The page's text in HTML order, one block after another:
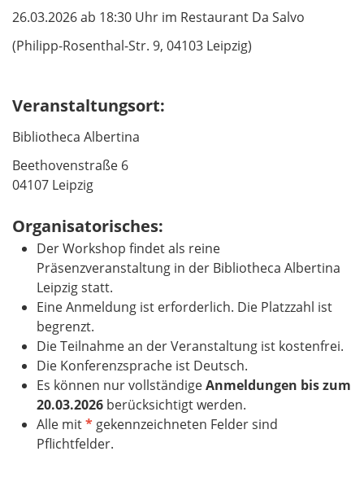
26.03.2026 ab 18:30 Uhr im Restaurant Da Salvo
(Philipp-Rosenthal-Str. 9, 04103 Leipzig)
Veranstaltungsort:
Bibliotheca Albertina
Beethovenstraße 6
04107 Leipzig
Organisatorisches:
Der Workshop findet als reine
Präsenzveranstaltung in der Bibliotheca Albertina
Leipzig statt.
Eine Anmeldung ist erforderlich. Die Platzzahl ist
begrenzt.
Die Teilnahme an der Veranstaltung ist kostenfrei.
Die Konferenzsprache ist Deutsch.
Es können nur vollständigeAnmeldungen bis zum
20.03.2026 berücksichtigt werden.
Alle mit* gekennzeichneten Felder sind
Pflichtfelder.